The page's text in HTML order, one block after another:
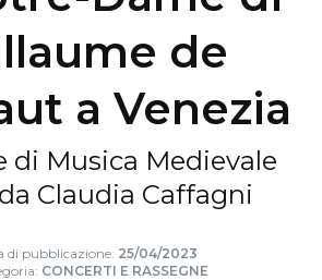
de
a Venezia
di Musica Medievale
Claudia Caffagni
di pubblicazione: 25/04/2023
CONCERTI E RASSEGNE